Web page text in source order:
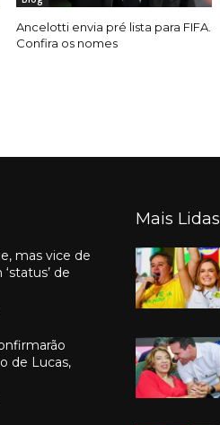
Ancelotti envia pré lista para FIFA.
Confira os nomes
mas vice de
de
de Lucas,
Mais Lidas